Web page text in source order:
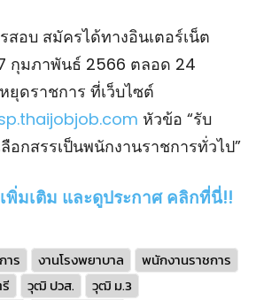
สอบ สมัครได้ทางอินเตอร์เน็ต
กุมภาพันธ์ 2566 ตลอด 24
ยุดราชการ ที่เว็บไซต์
หัวข้อ “รับ
อกสรรเป็นพนักงานราชการทั่วไป”
พิ่มเติม และดูประกาศ คลิกที่นี่!!
าร งานโรงพยาบาล
พนักงานราชการ
วุฒิ ปวส.
วุฒิ ม.3